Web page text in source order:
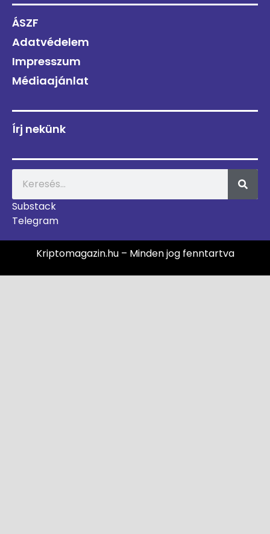
ÁSZF
Adatvédelem
Impresszum
Médiaajánlat
Írj nekünk
Substack
Telegram
Kriptomagazin.hu – Minden jog fenntartva